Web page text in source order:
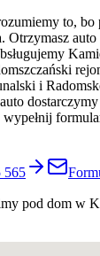
to, bo
auto
i
565
pod dom w